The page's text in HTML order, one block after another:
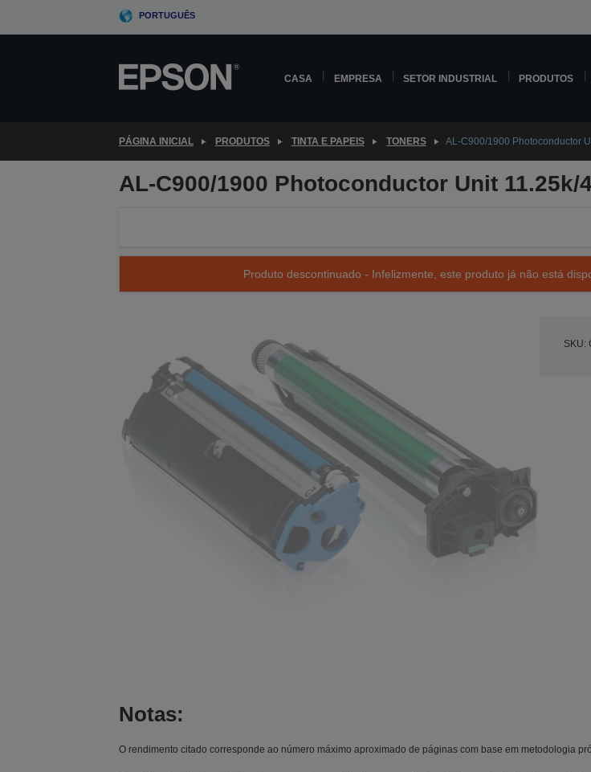
PORTUGUÊS
CASA EMPRESA SETOR INDUSTRIAL PRODUTOS
PÁGINA INICIAL PRODUTOS TINTA E PAPEIS TONERS AL-C900/1900 Photoconductor
AL-C900/1900 Photoconductor Unit 11.25k/
Produto descontinuado - Infelizmente, este produto já não está
SKU:
Notas:
O rendimento citado corresponde ao número máximo aproximado de páginas com base em metodologia